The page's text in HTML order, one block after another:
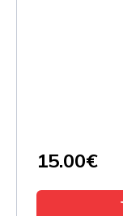
15.00€